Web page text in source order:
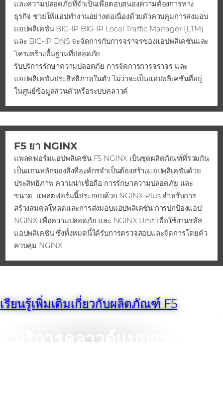
และความปลอดภัยที่จําเป็นเพื่อตอบสนองความต้องการทาง
ธุรกิจ ช่วยให้แอปทํางานอย่างต่อเนื่องด้วยตัวควบคุมการส่งมอบ
แอปพลิเคชัน BIG-IP BIG-IP Local Traffic Manager (LTM)
และ BIG-IP DNS จะจัดการกับการจราจรของแอปพลิเคชันและ
โครงสร้างพื้นฐานที่ปลอดภัย
รับบริการรักษาความปลอดภัย การจัดการการจราจร และ
แอปพลิเคชันประสิทธิภาพในตัว ไม่ว่าจะเป็นแอปพลิเคชันที่อยู่
ในศูนย์ข้อมูลส่วนตัวหรือระบบคลาวด์
F5 ยา NGINX
แพลตฟอร์มแอปพลิเคชัน F5 NGINX เป็นชุดผลิตภัณฑ์ที่รวมกัน
เป็นแกนหลักของสิ่งที่องค์กรจําเป็นต้องสร้างแอปพลิเคชันด้วย
ประสิทธิภาพ ความน่าเชื่อถือ การรักษาความปลอดภัย และ
ขนาด แพลตฟอร์มนี้ประกอบด้วย NGINX Plus สําหรับการ
สร้างสมดุลโหลดและการส่งมอบแอปพลิเคชัน การปกป้องแอป
NGINX เพื่อความปลอดภัย และ NGINX Unit เพื่อใช้งานรหัส
แอปพลิเคชัน ซึ่งทั้งหมดนี้ได้รับการตรวจสอบและจัดการโดยตัว
ควบคุม NGINX
เรียนรู้เพิ่มเติมเกี่ยวกับผลิตภัณฑ์ F5
บริการคลาวด์แบบกระจาย